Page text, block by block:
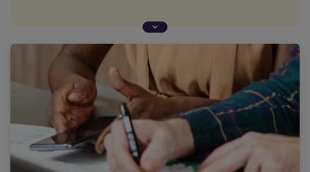
Quels sont les différents types de franchises ?
Comment calculer une franchise d'assurance
habitation ?
Existe-t-il des assurances habitation sans
franchises ?
Questions fréquentes sur la franchise d'une
assurance habitation